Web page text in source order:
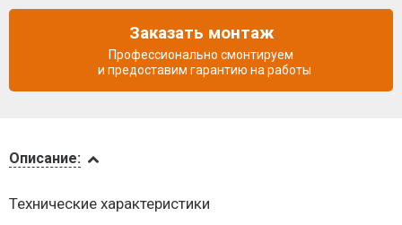
и оплата
Описание:
Технические характеристики
Заказать монтаж
Профессионально смонтируем
и предоставим гарантию на работы